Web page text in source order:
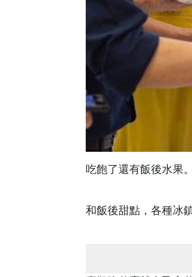
吃飽了還有飯後水果。
和飯後甜點，各種冰